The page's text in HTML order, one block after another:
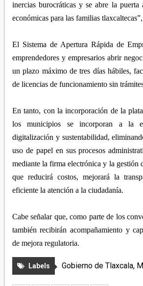
inercias burocráticas y se abre la puerta
económicas para las familias
El Sistema de Apertura Rápida de
emprendedores y empresarios abrir
un plazo máximo de tres días hábiles,
de licencias de funcionamiento sin
En tanto, con la incorporación de la
los municipios se incorporan a la
digitalización y sustentabilidad,
uso de papel en sus procesos
mediante la firma electrónica y la gestión
que reducirá costos, mejorará la
eficiente la atención a la ciudadanía.
Cabe señalar que, como parte de los
también recibirán acompañamiento y
de mejora regulatoria.
Labels Gobierno de Tlaxcala,